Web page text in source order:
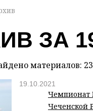
ЗА
материалов:
19.10.2021
Чемпионат
Чеченской